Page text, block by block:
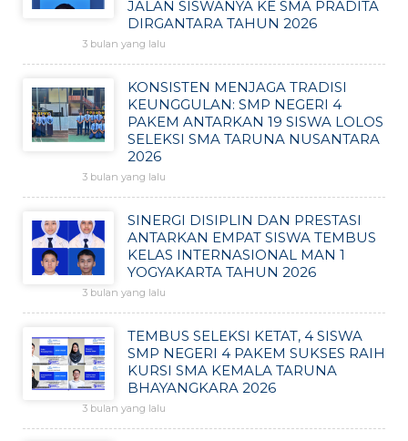
JALAN SISWANYA KE SMA PRADITA
DIRGANTARA TAHUN 2026
3 bulan yang lalu
KONSISTEN MENJAGA TRADISI
KEUNGGULAN: SMP NEGERI 4
PAKEM ANTARKAN 19 SISWA LOLOS
SELEKSI SMA TARUNA NUSANTARA
2026
3 bulan yang lalu
SINERGI DISIPLIN DAN PRESTASI
ANTARKAN EMPAT SISWA TEMBUS
KELAS INTERNASIONAL MAN 1
YOGYAKARTA TAHUN 2026
3 bulan yang lalu
TEMBUS SELEKSI KETAT, 4 SISWA
SMP NEGERI 4 PAKEM SUKSES RAIH
KURSI SMA KEMALA TARUNA
BHAYANGKARA 2026
3 bulan yang lalu